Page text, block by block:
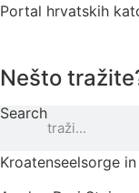
Portal hrvatskih
Nešto
Search
Kroatenseelsorge